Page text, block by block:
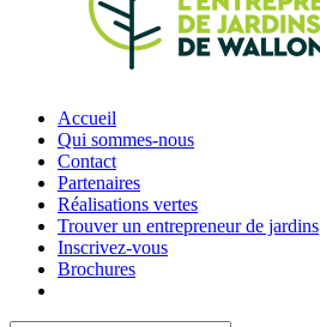
Accueil
Qui sommes-nous
Contact
Partenaires
Réalisations vertes
Trouver un entrepreneur de jardins
Inscrivez-vous
Brochures